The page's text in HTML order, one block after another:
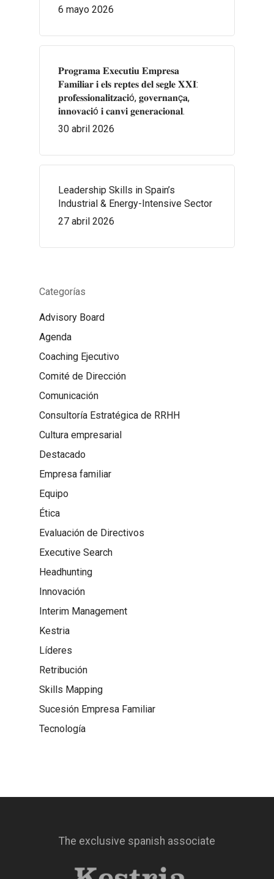
6 mayo 2026
𝐏𝐫𝐨𝐠𝐫𝐚𝐦𝐚 𝐄𝐱𝐞𝐜𝐮𝐭𝐢𝐮 𝐄𝐦𝐩𝐫𝐞𝐬𝐚
𝐅𝐚𝐦𝐢𝐥𝐢𝐚𝐫 𝐢 𝐞𝐥𝐬 𝐫𝐞𝐩𝐭𝐞𝐬 𝐝𝐞𝐥 𝐬𝐞𝐠𝐥𝐞 𝐗𝐗𝐈:
𝐩𝐫𝐨𝐟𝐞𝐬𝐬𝐢𝐨𝐧𝐚𝐥𝐢𝐭𝐳𝐚𝐜𝐢ó, 𝐠𝐨𝐯𝐞𝐫𝐧𝐚𝐧ç𝐚,
𝐢𝐧𝐧𝐨𝐯𝐚𝐜𝐢ó 𝐢 𝐜𝐚𝐧𝐯𝐢 𝐠𝐞𝐧𝐞𝐫𝐚𝐜𝐢𝐨𝐧𝐚𝐥.
30 abril 2026
Leadership Skills in Spain’s
Industrial & Energy-Intensive Sector
27 abril 2026
Categorías
Advisory Board
Agenda
Coaching Ejecutivo
Comité de Dirección
Comunicación
Consultoría Estratégica de RRHH
Cultura empresarial
Destacado
Empresa familiar
Equipo
Ética
Evaluación de Directivos
Executive Search
Headhunting
Innovación
Interim Management
Kestria
Líderes
Retribución
Skills Mapping
Sucesión Empresa Familiar
Tecnología
The exclusive spanish associate